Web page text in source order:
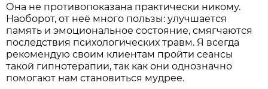
Она не противопоказана практически никому.
Наоборот, от неё много пользы: улучшается
память и эмоциональное состояние, смягчаются
последствия психологических травм. Я всегда
рекомендую своим клиентам пройти сеансы
такой гипнотерапии, так как они однозначно
помогают нам становиться мудрее.